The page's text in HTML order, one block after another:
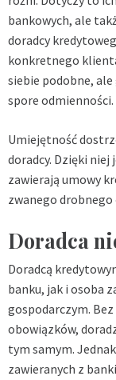
bankowych, ale
doradcy
konkretnego
siebie podobne,
spore odmienności.
Umiejętność
doradcy. Dzięki
zawierają umowy
zwanego drobnego
Doradca
Doradcą
banku, jak i osoba
gospodarczym.
obowiązków,
tym samym.
zawieranych z